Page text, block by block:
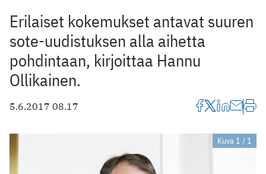
Erilaiset kokemukset antavat suuren
sote-uudistuksen alla aihetta
pohdintaan, kirjoittaa Hannu
Ollikainen.
5.6.2017 08.17
Kuva 1 / 1